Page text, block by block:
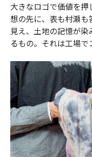
大きなロゴで価値を
想の先に、表も村瀬
見え、土地の記憶が
るもの。それは工場で